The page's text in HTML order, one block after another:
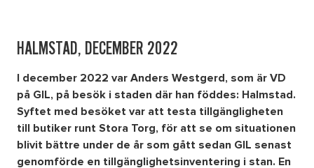
HALMSTAD, DECEMBER 2022
I december 2022 var Anders Westgerd, som är VD
på GIL, på besök i staden där han föddes: Halmstad.
Syftet med besöket var att testa tillgängligheten
till butiker runt Stora Torg, för att se om situationen
blivit bättre under de år som gått sedan GIL senast
genomförde en tillgänglighetsinventering i stan. En